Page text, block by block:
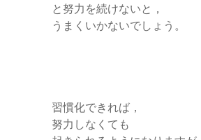
と努力を続けないと，
うまくいかないでしょう。
習慣化できれば，
努力しなくても